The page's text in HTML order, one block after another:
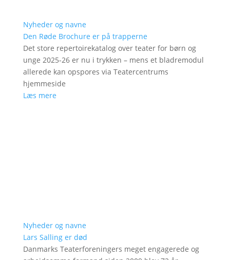
Nyheder og navne
Den Røde Brochure er på trapperne
Det store repertoirekatalog over teater for børn og
unge 2025-26 er nu i trykken – mens et bladremodul
allerede kan opspores via Teatercentrums
hjemmeside
Læs mere
Nyheder og navne
Lars Salling er død
Danmarks Teaterforeningers meget engagerede og